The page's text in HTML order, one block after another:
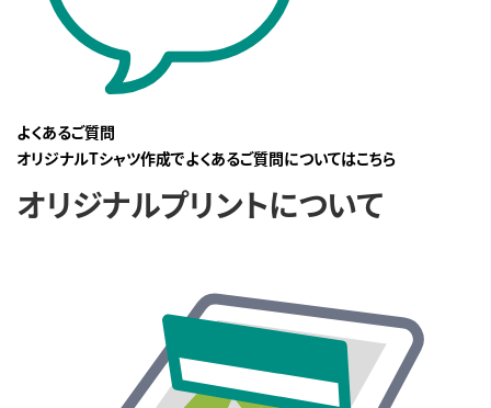
よくあるご質問
オリジナルTシャツ作成でよくあるご質問についてはこちら
オリジナルプリントについて